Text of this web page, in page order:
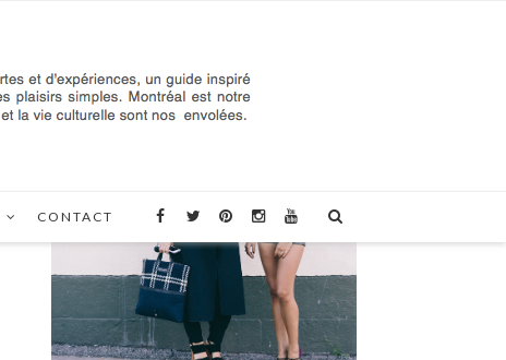
CONTACT